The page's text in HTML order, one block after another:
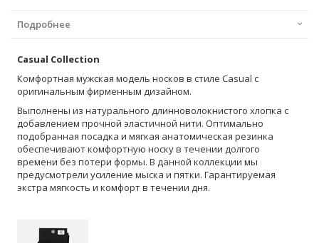
Подробнее
Casual Collection
Комфортная мужская модель носков в стиле Casual с
оригинальным фирменным дизайном.
Выполнены из натурального длинноволокнистого хлопка с
добавлением прочной эластичной нити. Оптимально
подобранная посадка и мягкая анатомическая резинка
обеспечивают комфортную носку в течении долгого
времени без потери формы. В данной коллекции мы
предусмотрели усиление мыска и пятки. Гарантируемая
экстра мягкость и комфорт в течении дня.